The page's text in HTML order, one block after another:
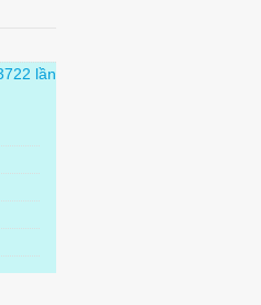
lần